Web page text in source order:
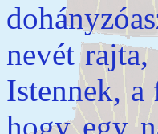
nevét
Istennek, a
hogy egy